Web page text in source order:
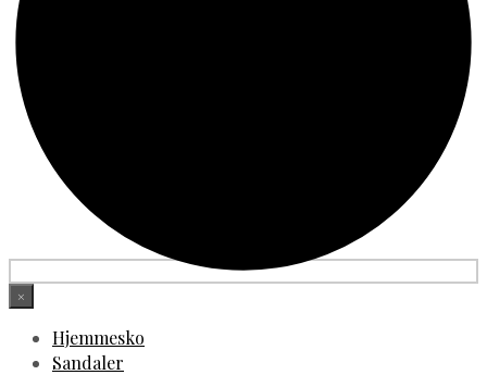
×
Hjemmesko
Sandaler